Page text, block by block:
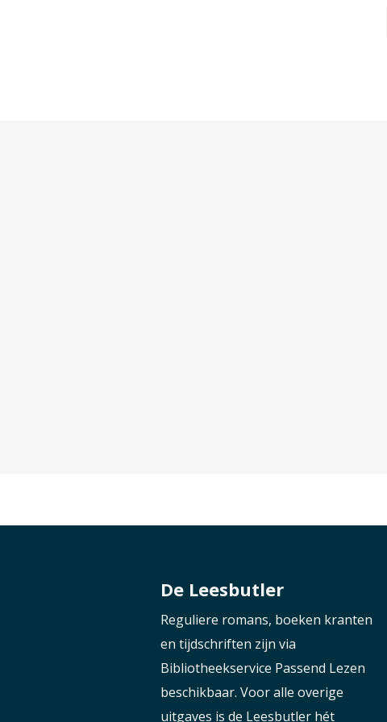
De Leesbutler
Reguliere romans, boeken kranten
en tijdschriften zijn via
Bibliotheekservice Passend Lezen
beschikbaar. Voor alle overige
uitgaves is de Leesbutler hét